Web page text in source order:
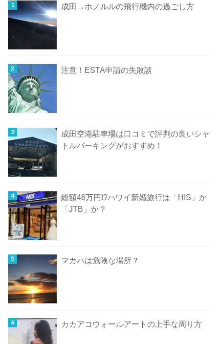
成田→ホノルルの飛行機内の過ごし方
注意！ESTA申請の失敗談
成田空港駐車場は口コミで評判の良いシャ
トルパーキングがおすすめ！
総額46万円!?ハワイ新婚旅行は「HIS」か
「JTB」か？
マカハは危険な場所？
カカアコウォールアートの上手な周り方